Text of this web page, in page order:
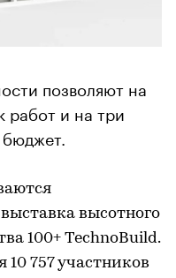
позволяют на
работ и на три
высотного
100+ TechnoBuild.
10 757 участников